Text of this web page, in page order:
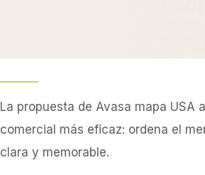
La propuesta de Avasa mapa
comercial más eficaz: ordena el
clara y memorable.